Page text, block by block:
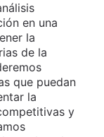
en una
la
de la
que puedan
la
y